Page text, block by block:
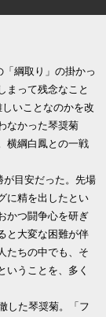
綱取り」の掛かっ
まって残念なこと
いことなのかを改
なかった琴奨菊
横綱白鳳との一戦
が目安だった。先場
に精を出したとい
かつ闘争心を研ぎ
と大変な困難が伴
たちの中でも、そ
いうことを、多く
した琴奨菊。「フ